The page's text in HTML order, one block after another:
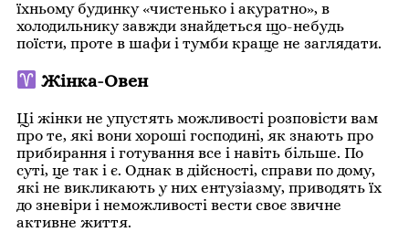
їхньому будинку «чистенько і акуратно», в
холодильнику завжди знайдеться що-небудь
поїсти, проте в шафи і тумби краще не заглядати.
Жінка-Овен
Ці жінки не упустять можливості розповісти вам
про те, які вони хороші господині, як знають про
прибирання і готування все і навіть більше. По
суті, це так і є. Однак в дійсності, справи по дому,
які не викликають у них ентузіазму, приводять їх
до зневіри і неможливості вести своє звичне
активне життя.